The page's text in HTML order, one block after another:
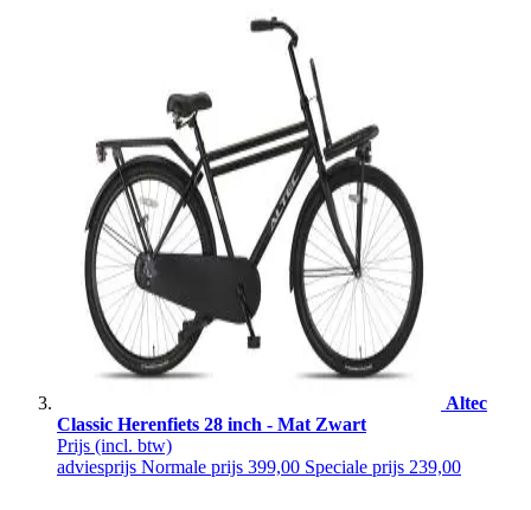
Altec
Classic Herenfiets 28 inch - Mat Zwart
Prijs (incl. btw)
adviesprijs Normale prijs 399,00 Speciale prijs 239,00